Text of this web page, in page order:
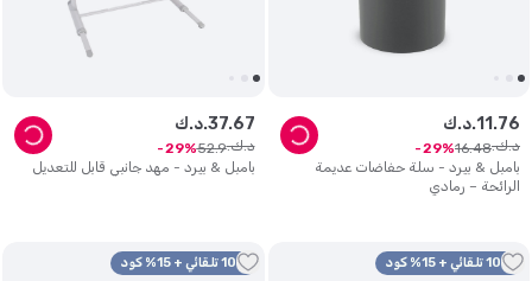
بامبل & بيرد - سلة حفاضات عديمة
الرائحة – رمادي
د.ك.11 .76
د.ك. 16.48
29
بامبل & بيرد - مهد جانبي قابل للتعديل
د.ك.37.67
د.ك. 52.9
29
10% تلقائي + 15% كود 10% تلقائي + 15% كود